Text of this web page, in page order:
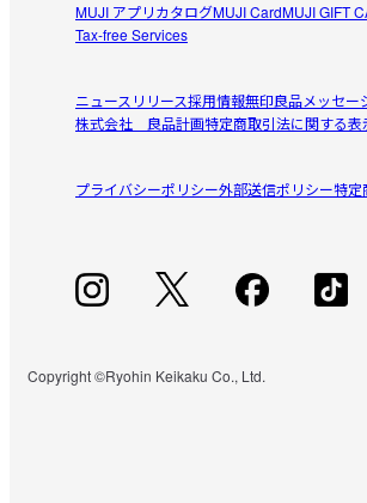
フィット感：ゆったりめ
裏地：なし
【サイズ表について】
・商品サイズ（仕上がり寸法）は「仕様・サ
MUJI アプリカタログMUJI CardMUJI GIFT
Tax-free Services
ニュースリリース採用情報無印良品メッセー
株式会社 良品計画特定商取引法に関する
プライバシーポリシー外部送信ポリシー特定
Copyright ©Ryohin Keikaku Co., Ltd.